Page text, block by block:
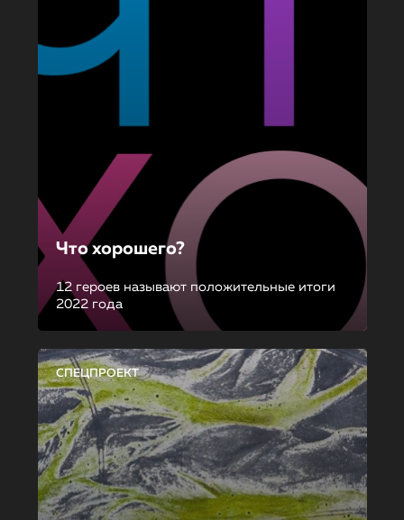
Что хорошего?
12 героев называют положительные итоги
2022 года
СПЕЦПРОЕКТ